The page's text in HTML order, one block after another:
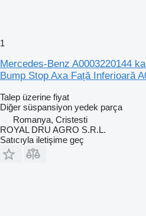
1
Mercedes-Benz A0003220144
Bump Stop Axa Față Inferioară
Talep üzerine fiyat
Diğer süspansiyon yedek parça
Romanya, Cristesti
ROYAL DRU AGRO S.R.L.
Satıcıyla iletişime geç